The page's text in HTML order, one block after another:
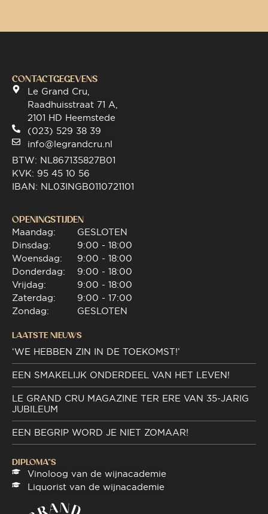
CONTACTGEGEVENS
Le Grand Cru,
Raadhuisstraat 71 A,
2101 HD Heemstede
(023) 529 38 39
info@legrandcru.nl
BTW: NL867135827B01
KVK: 95 45 10 56
IBAN: NL03INGB0110721101
OPENINGSTIJDEN
Maandag:
Dinsdag:
Woensdag:
Donderdag:
Vrijdag:
Zaterdag:
Zondag:
GESLOTEN
9:00 - 18:00
9:00 - 18:00
9:00 - 18:00
9:00 - 18:00
9:00 - 17:00
GESLOTEN
LAATSTE NIEUWS
‘WE HEBBEN ZIN IN DE TOEKOMST!’
EEN SMAKELIJK ONDERDEEL VAN HET LEVEN!
LE GRAND CRU MAGAZINE TER ERE VAN 35-JARIG
JUBILEUM
EEN BEGRIP WORD JE NIET ZOMAAR!
DIPLOMA"S
Vinoloog van de wijnacademie
Liquorist van de wijnacademie